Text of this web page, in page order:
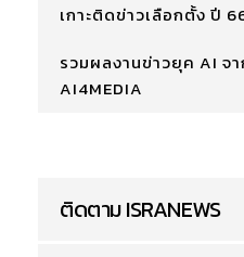
เกาะติดข่าวเลือกตั้ง ปี
รวมผลงานข่าวยุค AI จ
AI4MEDIA
ติดตาม ISRANEWS